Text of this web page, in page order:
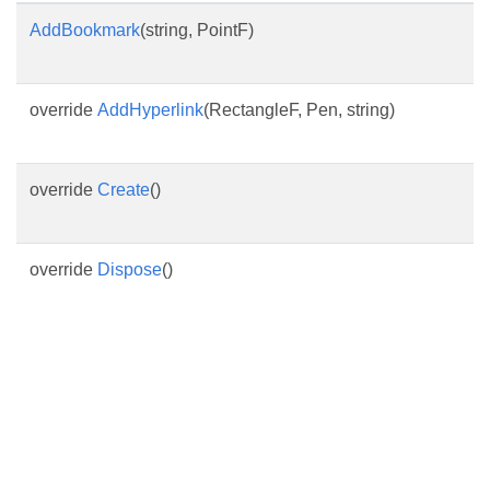
AddBookmark(string, PointF)
override AddHyperlink(RectangleF, Pen, string)
override Create()
override Dispose()